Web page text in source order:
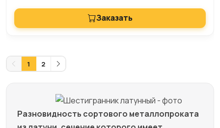
Заказать
1 2
Разновидность сортового металлопроката